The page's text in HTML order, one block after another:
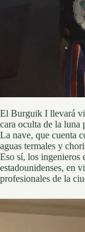
El Burguik I llevará
cara oculta de la luna
La nave, que cuenta
aguas termales y
Eso sí, los ingenieros
estadounidenses, en
profesionales de la